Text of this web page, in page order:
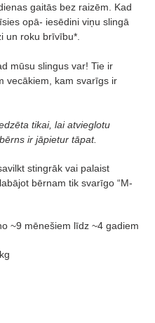
gaitās bez raizēm. Kad
opā- iesēdini viņu slingā
un roku brīvību*.
mūsu slingus var! Tie ir
vecākiem, kam svarīgs ir
tikai, lai atvieglotu
ir jāpietur tāpat.
stingrāk vai palaist
bērnam tik svarīgo “M-
~9 mēnešiem līdz ~4 gadiem